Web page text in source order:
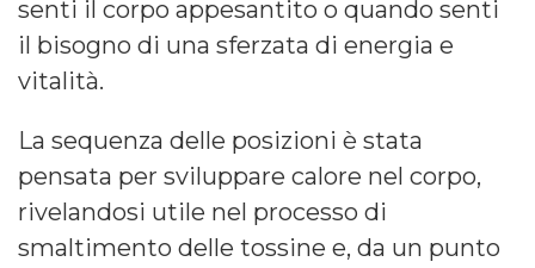
senti il corpo appesantito o quando senti
il bisogno di una sferzata di energia e
vitalità.
La sequenza delle posizioni è stata
pensata per sviluppare calore nel corpo,
rivelandosi utile nel processo di
smaltimento delle tossine e, da un punto